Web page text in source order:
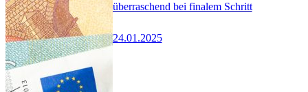
überraschend bei finalem Schritt
24.01.2025